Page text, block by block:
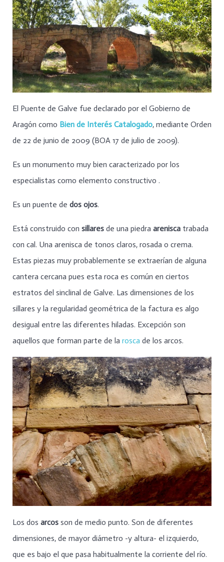
El Puente de Galve fue declarado por el Gobierno de
Aragón como Bien de Interés Catalogado, mediante Orden
de 22 de junio de 2009 (BOA 17 de julio de 2009).
Es un monumento muy bien caracterizado por los
especialistas como elemento constructivo .
Es un puente de dos ojos.
Está construido con sillares de una piedra arenisca trabada
con cal. Una arenisca de tonos claros, rosada o crema.
Estas piezas muy probablemente se extraerían de alguna
cantera cercana pues esta roca es común en ciertos
estratos del sinclinal de Galve. Las dimensiones de los
sillares y la regularidad geométrica de la factura es algo
desigual entre las diferentes hiladas. Excepción son
aquellos que forman parte de la rosca de los arcos.
Los dos arcos son de medio punto. Son de diferentes
dimensiones, de mayor diámetro -y altura- el izquierdo,
que es bajo el que pasa habitualmente la corriente del río.